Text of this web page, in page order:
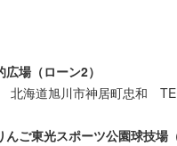
場（ローン2）
海道旭川市神居町忠和
んご東光スポーツ公園球技場